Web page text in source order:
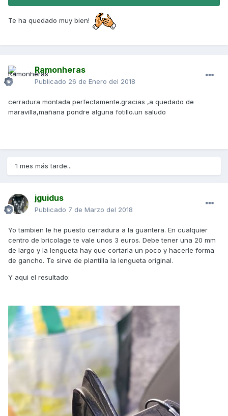
Te ha quedado muy bien!
Ramonheras
Publicado 26 de Enero del 2018
cerradura montada perfectamente.gracias ,a quedado de
maravilla,mañana pondre alguna fotillo.un saludo
1 mes más tarde...
jguidus
Publicado 7 de Marzo del 2018
Yo tambien le he puesto cerradura a la guantera. En cualquier
centro de bricolage te vale unos 3 euros. Debe tener una 20 mm
de largo y la lengueta hay que cortarla un poco y hacerle forma
de gancho. Te sirve de plantilla la lengueta original.
Y aqui el resultado: